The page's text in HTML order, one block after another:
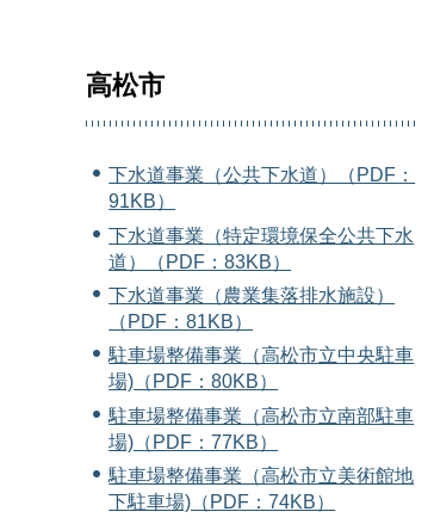
高松市
下水道事業（公共下水道）（PDF：
91KB）
下水道事業（特定環境保全公共下水
道）（PDF：83KB）
下水道事業（農業集落排水施設）
（PDF：81KB）
駐車場整備事業（高松市立中央駐車
場)（PDF：80KB）
駐車場整備事業（高松市立南部駐車
場)（PDF：77KB）
駐車場整備事業（高松市立美術館地
下駐車場)（PDF：74KB）